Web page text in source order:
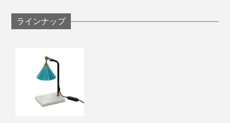
もうひとつの香りは「lemon grass」。レモンを感じる
爽やかさで心の緊張がほぐれ、気分転換したい時にぴっ
たり。
ラインナップ